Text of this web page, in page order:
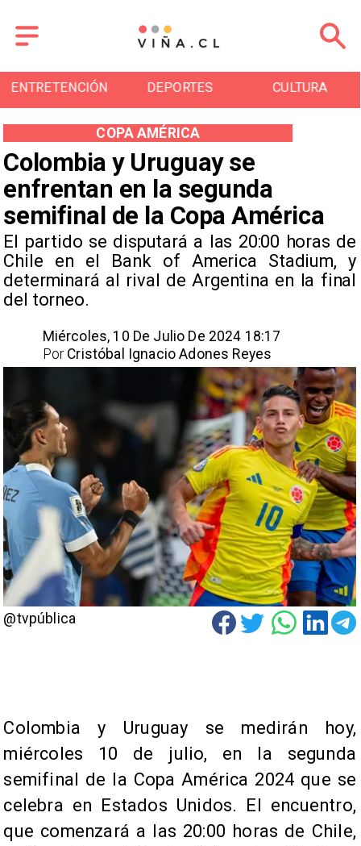
ENTRETENCIÓN DEPORTES CULTURA
Colombia y Uruguay se
enfrentan en la segunda
semifinal de la Copa América
​El partido se disputará a las 20:00 horas de
Chile en el Bank of America Stadium, y
determinará al rival de Argentina en la final
del torneo.
COPA AMÉRICA
Miércoles, 10 De Julio De 2024 18:17
Cristóbal Ignacio Adones Reyes
Por
@tvpública
Colombia y Uruguay se medirán hoy,
miércoles 10 de julio, en la segunda
semifinal de la Copa América 2024 que se
celebra en Estados Unidos. El encuentro,
que comenzará a las 20:00 horas de Chile,